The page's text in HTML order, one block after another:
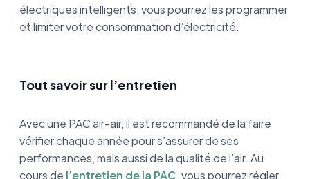
électriques intelligents, vous pourrez les programmer
et limiter votre consommation d’électricité.
Tout savoir sur l’entretien
Avec une PAC air-air, il est recommandé de la faire
vérifier chaque année pour s’assurer de ses
performances, mais aussi de la qualité de l’air. Au
cours de l’entretien de la PAC, vous pourrez régler